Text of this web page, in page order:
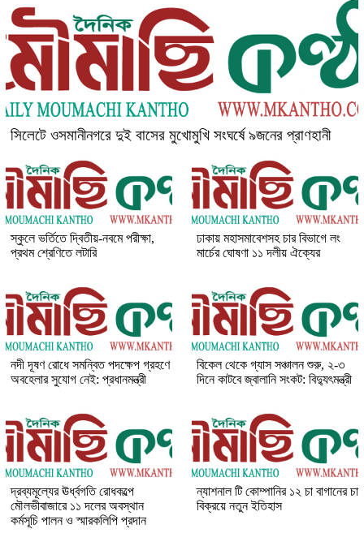
সিলেটে ওসমানীনগরে দুই বাসের মুখোমুখি সংঘর্ষে ৯জনের প্রাণহানী
স্কুলে ভর্তিতে দ্বিতীয়-নবমে পরীক্ষা,
প্রথম শ্রেণিতে লটারি
ঢাকায় মহাসমাবেশসহ চার বিভাগে লং
মার্চের ঘোষণা ১১ দলীয় ঐক্যের
নদী দূষণ রোধে সমন্বিত পদক্ষেপ গ্রহণে
অবহেলার সুযোগ নেই: প্রধানমন্ত্রী
বিকেল থেকে গ্যাস সঞ্চালন শুরু, ২-৩
দিনে কাটবে জ্বালানি সংকট: বিদ্যুৎমন্ত্রী
দ্রব্যমূল্যের ঊর্ধ্বগতি রোধকল্পে
মৌলভীবাজারে ১১ দলের অবস্থান
কর্মসূচি পালন ও স্মারকলিপি প্রদান
ন্যাশনাল টি কোম্পানির ১২ চা বাগানের চা
বিক্রয়ে নতুন ইতিহাস